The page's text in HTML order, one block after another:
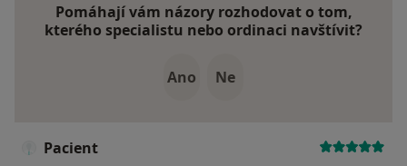
Pomáhají vám názory rozhodovat o tom,
kterého specialistu nebo ordinaci navštívit?
Ano Ne
Pacient